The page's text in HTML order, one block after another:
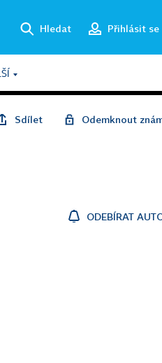
Hledat Přihlásit se
Sdílet Odemknout
ODEBÍRAT